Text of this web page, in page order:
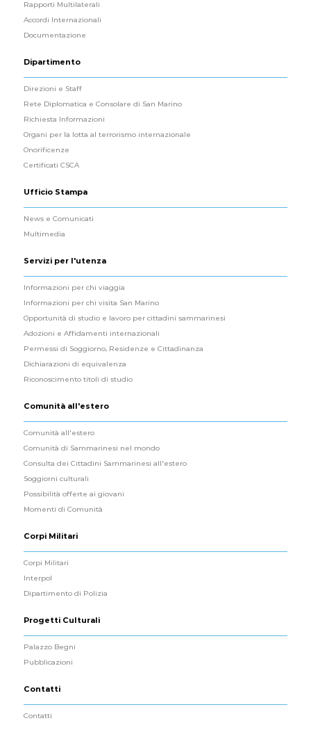
Rapporti Multilaterali
Accordi Internazionali
Documentazione
Dipartimento
Direzioni e Staff
Rete Diplomatica e Consolare di San Marino
Richiesta Informazioni
Organi per la lotta al terrorismo internazionale
Onorificenze
Certificati CSCA
Ufficio Stampa
News e Comunicati
Multimedia
Servizi per l'utenza
Informazioni per chi viaggia
Informazioni per chi visita San Marino
Opportunità di studio e lavoro per cittadini sammarinesi
Adozioni e Affidamenti internazionali
Permessi di Soggiorno, Residenze e Cittadinanza
Dichiarazioni di equivalenza
Riconoscimento titoli di studio
Comunità all'estero
Comunità all'estero
Comunità di Sammarinesi nel mondo
Consulta dei Cittadini Sammarinesi all'estero
Soggiorni culturali
Possibilità offerte ai giovani
Momenti di Comunità
Corpi Militari
Corpi Militari
Interpol
Dipartimento di Polizia
Progetti Culturali
Palazzo Begni
Pubblicazioni
Contatti
Contatti